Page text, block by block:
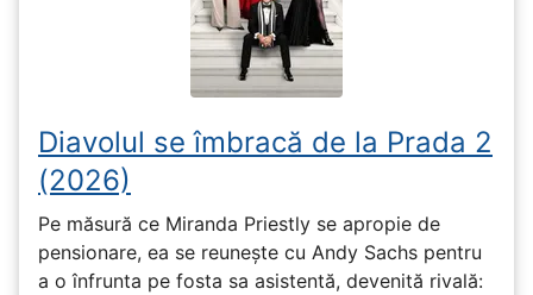
Diavolul se îmbracă de la Prada 2
(2026)
Pe măsură ce Miranda Priestly se apropie de
pensionare, ea se reunește cu Andy Sachs pentru
a o înfrunta pe fosta sa asistentă, devenită rivală: